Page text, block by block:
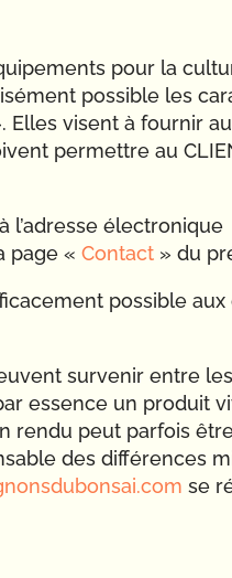
pour la
possible les
visent à fournir
permettre au
l’adresse électronique
page «Contact » du
possible aux
survenir entre
essence un produit
rendu peut parfois
des différences
se